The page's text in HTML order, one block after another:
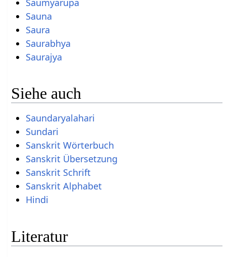
Sauna
Saura
Saurabhya
Saurajya
Siehe auch
Saundaryalahari
Sundari
Sanskrit Wörterbuch
Sanskrit Übersetzung
Sanskrit Schrift
Sanskrit Alphabet
Hindi
Literatur